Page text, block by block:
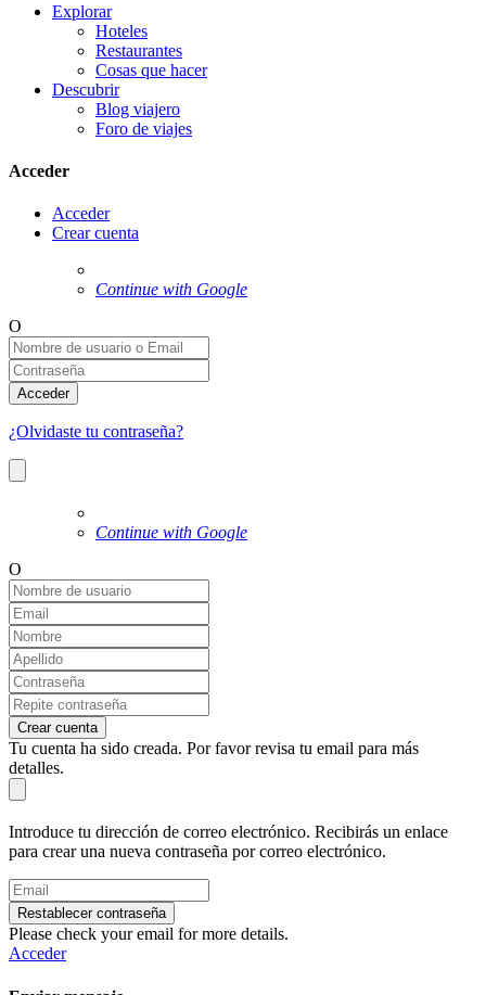
Explorar
Hoteles
Restaurantes
Cosas que hacer
Descubrir
Blog viajero
Foro de viajes
Acceder
Acceder
Crear cuenta
Continue with Google
O
Acceder
¿Olvidaste tu contraseña?
Continue with Google
O
Crear cuenta
Tu cuenta ha sido creada. Por favor revisa tu email para más
detalles.
Introduce tu dirección de correo electrónico. Recibirás un enlace
para crear una nueva contraseña por correo electrónico.
Restablecer contraseña
Please check your email for more details.
Acceder